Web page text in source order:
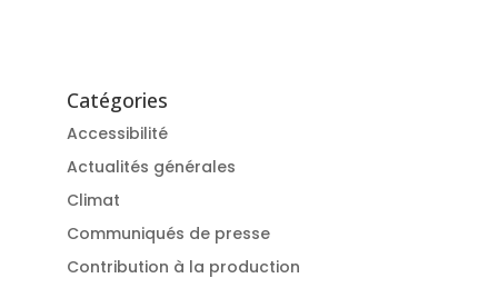
Catégories
Accessibilité
Actualités générales
Climat
Communiqués de presse
Contribution à la production